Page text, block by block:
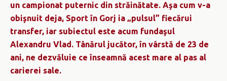
un campionat puternic din străinătate. Aşa cum v-a
obişnuit deja, Sport în Gorj ia „pulsul” fiecărui
transfer, iar subiectul este acum fundaşul
Alexandru Vlad. Tânărul jucător, în vârstă de 23 de
ani, ne dezvăluie ce înseamnă acest mare al pas al
carierei sale.